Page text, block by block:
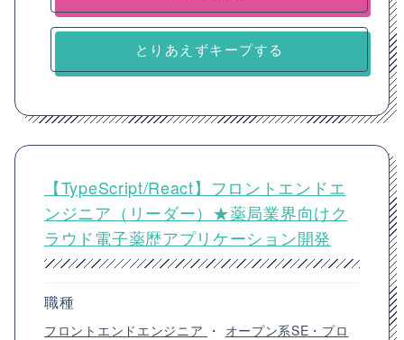
とりあえずキープする
【TypeScript/React】フロントエンドエ
ンジニア（リーダー）★薬局業界向けク
ラウド電子薬歴アプリケーション開発
職種
フロントエンドエンジニア ・ オープン系SE・プロ